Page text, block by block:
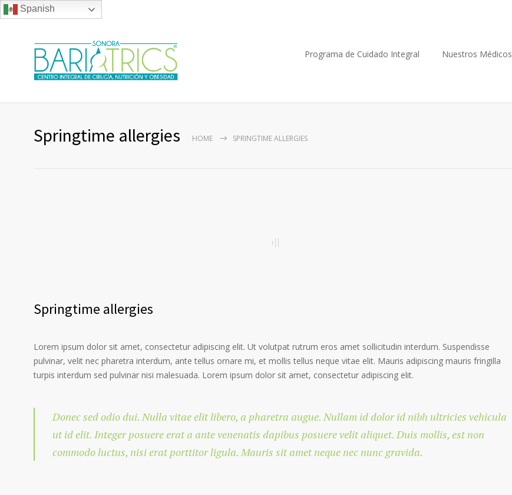
Spanish
Programa de Cuidado Integral Nuestros Médicos
Springtime allergies HOME SPRINGTIME ALLERGIES
Springtime allergies
Lorem ipsum dolor sit amet, consectetur adipiscing elit. Ut volutpat rutrum eros amet sollicitudin interdum. Suspendisse
pulvinar, velit nec pharetra interdum, ante tellus ornare mi, et mollis tellus neque vitae elit. Mauris adipiscing mauris fringilla
turpis interdum sed pulvinar nisi malesuada. Lorem ipsum dolor sit amet, consectetur adipiscing elit.
Donec sed odio dui. Nulla vitae elit libero, a pharetra augue. Nullam id dolor id nibh ultricies vehicula
ut id elit. Integer posuere erat a ante venenatis dapibus posuere velit aliquet. Duis mollis, est non
commodo luctus, nisi erat porttitor ligula. Mauris sit amet neque nec nunc gravida.